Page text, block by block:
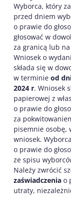
Wyborca, który
przed dniem
o prawie do
głosować w
za granicą lub
Wniosek o
składa się w
w terminie od
2024 r. Wniosek
papierowej z
o prawie do
za
pisemnie osobę,
wniosek.
o prawie do
ze spisu
Należy zwrócić
zaświadczenia o
utraty,